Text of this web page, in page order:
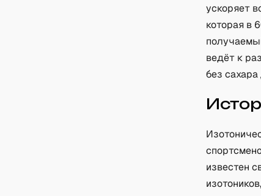
ускоряет
которая в
ведёт к
без
известен